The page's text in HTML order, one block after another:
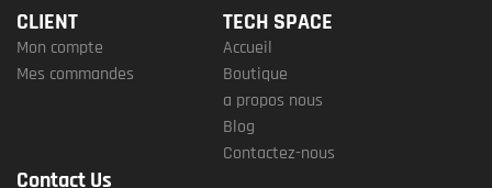
CLIENT
Mon compte
Mes commandes
TECH SPACE
Accueil
Boutique
a propos nous
Blog
Contactez-nous
Contact Us